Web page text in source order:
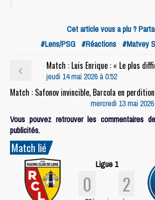
Cet article vous a plu ?
#Lens/PSG #Réactions #Matvey
jeudi 14 mai 2026 à 0:52
mercredi 13 mai
Vous pouvez retrouver les commentaires
publicités.
Match lié
Ligue 1
0 2